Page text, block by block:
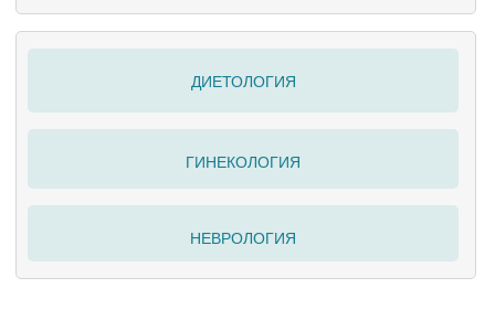
ДИЕТОЛОГИЯ
ГИНЕКОЛОГИЯ
НЕВРОЛОГИЯ